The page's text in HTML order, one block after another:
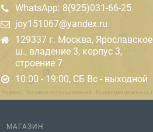
WhatsApp: 8(925)031-66-25
joy151067@yandex.ru
129337 г. Москва, Ярославское
ш., владение 3, корпус 3,
строение 7
10:00 - 19:00, СБ Вс - выходной
МАГАЗИН